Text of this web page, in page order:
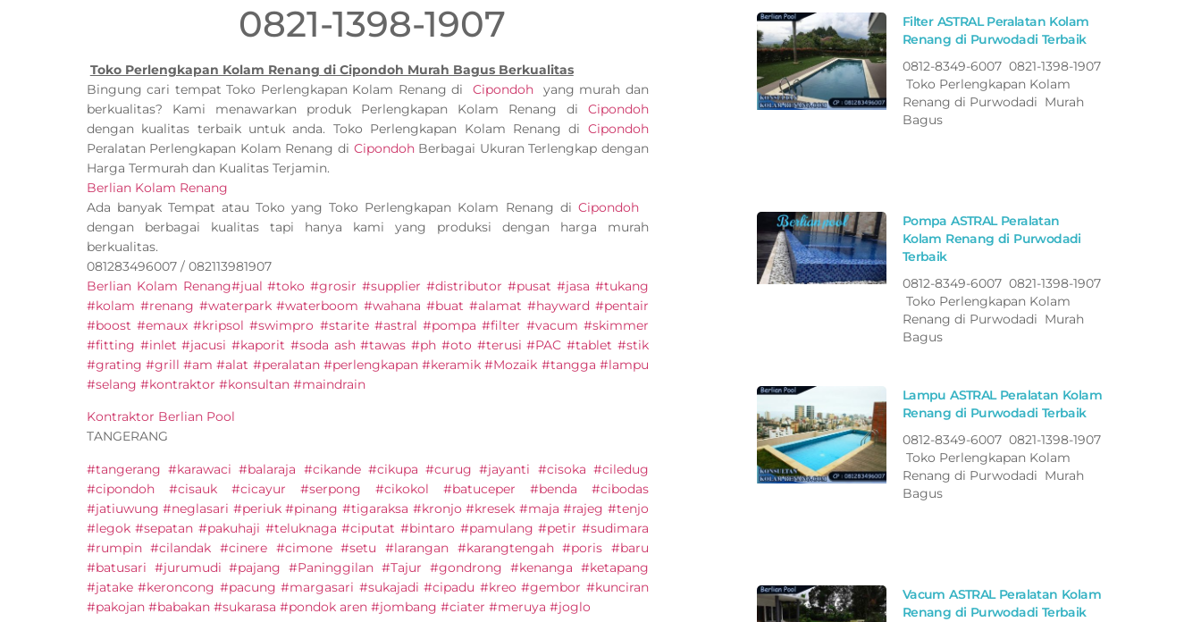
0821-1398-1907
Toko Perlengkapan Kolam Renang di Cipondoh Murah Bagus Berkualitas
Bingung cari tempat Toko Perlengkapan Kolam Renang di Cipondohyang murah dan
berkualitas? Kami menawarkan produk Perlengkapan Kolam Renang di Cipondoh
dengan kualitas terbaik untuk anda. Toko Perlengkapan Kolam Renang di Cipondoh
Peralatan Perlengkapan Kolam Renang di CipondohBerbagai Ukuran Terlengkap dengan
Harga Termurah dan Kualitas Terjamin.
Berlian Kolam Renang
Ada banyak Tempat atau Toko yang Toko Perlengkapan Kolam Renang di Cipondoh
dengan berbagai kualitas tapi hanya kami yang produksi dengan harga murah
berkualitas.
081283496007 / 082113981907
Berlian Kolam Renang#jual #toko #grosir #supplier #distributor #pusat #jasa #tukang
#kolam #renang #waterpark #waterboom #wahana #buat #alamat #hayward #pentair
#boost #emaux #kripsol #swimpro #starite #astral #pompa #filter #vacum #skimmer
#fitting #inlet #jacusi #kaporit #soda ash #tawas #ph #oto #terusi #PAC #tablet #stik
#grating #grill #am #alat #peralatan #perlengkapan #keramik #Mozaik #tangga #lampu
#selang #kontraktor #konsultan #maindrain
Kontraktor Berlian Pool
TANGERANG
#tangerang #karawaci #balaraja #cikande #cikupa #curug #jayanti #cisoka #ciledug
#cipondoh #cisauk #cicayur #serpong #cikokol #batuceper #benda #cibodas
#jatiuwung #neglasari #periuk #pinang #tigaraksa #kronjo #kresek #maja #rajeg #tenjo
#legok #sepatan #pakuhaji #teluknaga #ciputat #bintaro #pamulang #petir #sudimara
#rumpin #cilandak #cinere #cimone #setu #larangan #karangtengah #poris #baru
#batusari #jurumudi #pajang #Paninggilan #Tajur #gondrong #kenanga #ketapang
#jatake #keroncong #pacung #margasari #sukajadi #cipadu #kreo #gembor #kunciran
#pakojan #babakan #sukarasa #pondok aren #jombang #ciater #meruya #joglo
Filter ASTRAL Peralatan Kolam
Renang di Purwodadi Terbaik
0812-8349-6007 0821-1398-1907
Toko Perlengkapan Kolam
Renang di Purwodadi Murah
Bagus
Pompa ASTRAL Peralatan
Kolam Renang di Purwodadi
Terbaik
0812-8349-6007 0821-1398-1907
Toko Perlengkapan Kolam
Renang di Purwodadi Murah
Bagus
Lampu ASTRAL Peralatan Kolam
Renang di Purwodadi Terbaik
0812-8349-6007 0821-1398-1907
Toko Perlengkapan Kolam
Renang di Purwodadi Murah
Bagus
Vacum ASTRAL Peralatan Kolam
Renang di Purwodadi Terbaik